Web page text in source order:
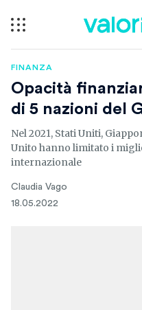
FINANZA
Opacità
di 5 nazioni del
Nel 2021, Stati Uniti,
Unito hanno limitato i
internazionale
Claudia Vago
18.05.2022